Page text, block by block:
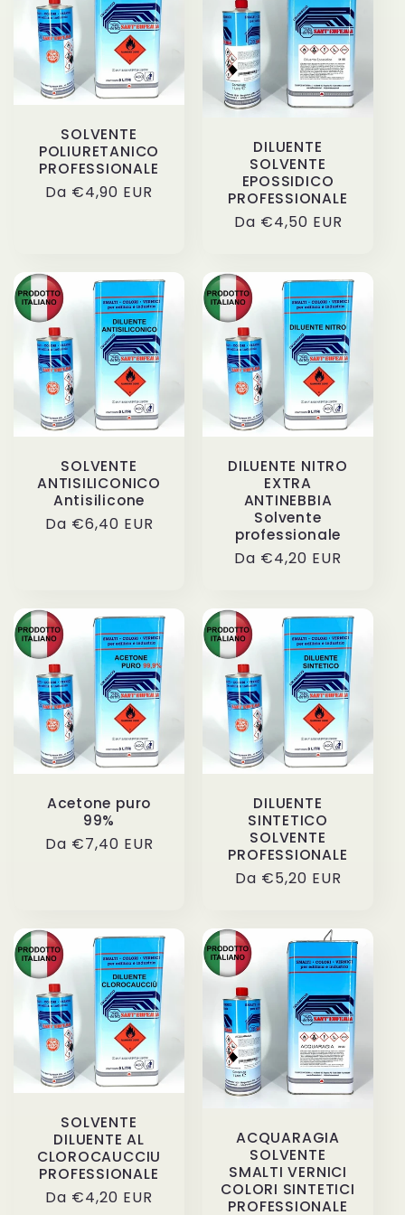
i
SOLVENTE
POLIURETANICO
PROFESSIONALE
Prezzo
Da €4,90 EUR
DILUENTE
SOLVENTE
EPOSSIDICO
PROFESSIONALE
Prezzo
Da €4,50 EUR
SOLVENTE
ANTISILICONICO
Antisilicone
Prezzo
Da €6,40 EUR
DILUENTE NITRO
EXTRA
ANTINEBBIA
Solvente
professionale
Prezzo
Da €4,20 EUR
Acetone puro
99%
Prezzo
Da €7,40 EUR
DILUENTE
SINTETICO
SOLVENTE
PROFESSIONALE
Prezzo
Da €5,20 EUR
SOLVENTE
DILUENTE AL
CLOROCAUCCIU
PROFESSIONALE
Prezzo
Da €4,20 EUR
ACQUARAGIA
SOLVENTE
SMALTI VERNICI
COLORI SINTETICI
PROFESSIONALE